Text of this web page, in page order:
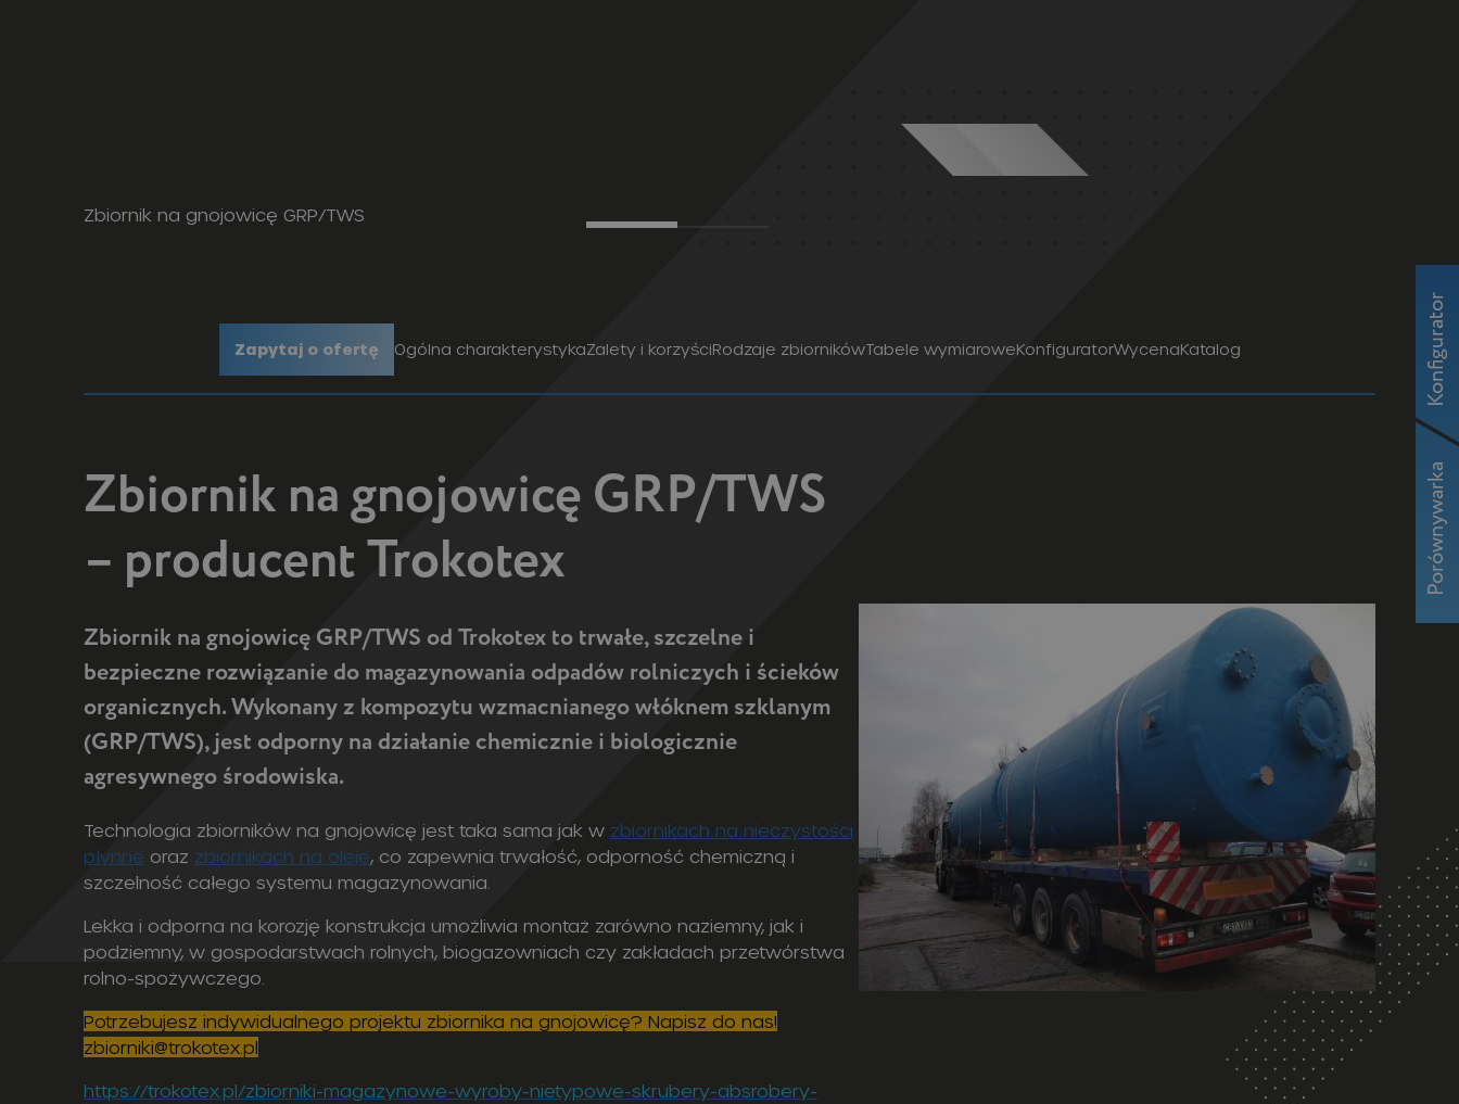
Zbiornik na gnojowicę GRP/TWS
slide slide
Zapytaj o ofertę Ogólna charakterystykaZalety i korzyściRodzaje zbiornikówTabele wymiaroweKonfiguratorWycenaKatalog
Zbiornik na gnojowicę GRP/TWS
– producent Trokotex
Zbiornik na gnojowicę GRP/TWS od Trokotex to trwałe, szczelne i
bezpieczne rozwiązanie do magazynowania odpadów rolniczych i ścieków
organicznych. Wykonany z kompozytu wzmacnianego włóknem szklanym
(GRP/TWS), jest odporny na działanie chemicznie i biologicznie
agresywnego środowiska.
Technologia zbiorników na gnojowicę jest taka sama jak w zbiornikach na nieczystości
płynne oraz zbiornikach na oleje, co zapewnia trwałość, odporność chemiczną i
szczelność całego systemu magazynowania.
Lekka i odporna na korozję konstrukcja umożliwia montaż zarówno naziemny, jak i
podziemny, w gospodarstwach rolnych, biogazowniach czy zakładach przetwórstwa
rolno-spożywczego.
Potrzebujesz indywidualnego projektu zbiornika na gnojowicę? Napisz do nas!
zbiorniki@trokotex.pl
https://trokotex.pl/zbiorniki-magazynowe-wyroby-nietypowe-skrubery-absrobery-
Porównywarka
Konfigurator